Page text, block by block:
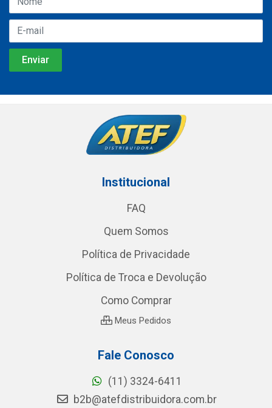
Institucional
FAQ
Quem Somos
Política de Privacidade
Política de Troca e Devolução
Como Comprar
Meus Pedidos
Fale Conosco
(11) 3324-6411
b2b@atefdistribuidora.com.br